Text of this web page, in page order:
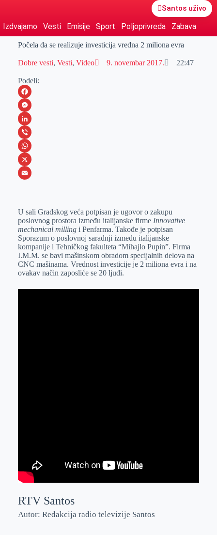
Santos uživo
Izdvajamo Vesti Emisije Sport Poljoprivreda Zabava
Počela da se realizuje investicija vredna 2 miliona evra
Dobre vesti, Vesti, Video 9. novembar 2017. 22:47
Podeli:
F
a
c
e
b
o
M
e
s
s
e
e
r
L
i
n
k
I
n
V
i
b
W
h
s
A
p
p
X
a
i
l
U sali Gradskog veća potpisan je ugovor o zakupu
poslovnog prostora između italijanske firme Innovative
mechanical millingi Penfarma. Takođe je potpisan
Sporazum o poslovnoj saradnji između italijanske
kompanije i Tehničkog fakulteta “Mihajlo Pupin”. Firma
I.M.M. se bavi mašinskom obradom specijalnih delova na
CNC mašinama. Vrednost investicije je 2 miliona evra i na
ovakav način zaposliće se 20 ljudi.
RTV Santos
Autor: Redakcija radio televizije Santos